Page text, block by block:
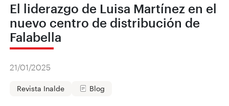
El liderazgo de Luisa Martínez en el
nuevo centro de distribución de
Falabella
21/01/2025
Revista Inalde Blog